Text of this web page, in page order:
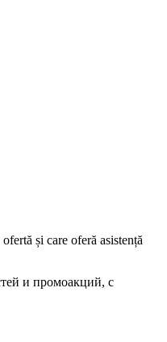
și care oferă asistență
и промоакций, с